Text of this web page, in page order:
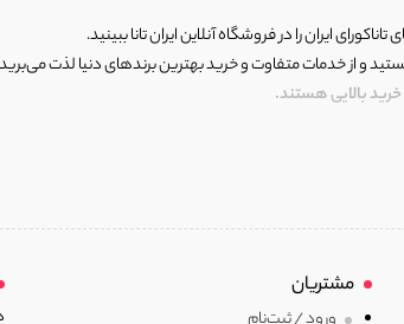
ایران را در فروشگاه آنلاین ایران تانا ببینید.
و از خدمات متفاوت و خرید بهترین برندهای دنیا لذت
خرید بالایی هستند.
به بهترین برندهای دنیا از جمله آدیداس، نایک، پوما،
آگاهانه به شما کمک می‌کنیم.
مشتریان